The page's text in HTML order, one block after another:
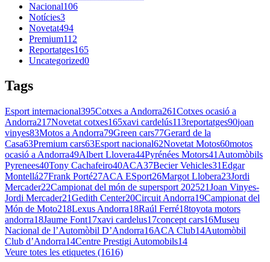
Nacional106
Notícies3
Novetat494
Premium112
Reportatges165
Uncategorized0
Tags
Esport internacional395Cotxes a Andorra261Cotxes ocasió a
Andorra217Novetat cotxes165xavi cardelús113reportatges90joan
vinyes83Motos a Andorra79Green cars77Gerard de la
Casa63Premium cars63Esport nacional62Novetat Motos60motos
ocasió a Andorra49Albert Llovera44Pyrénées Motors41 Automòbils
Pyrenees40Tony Cachafeiro40ACA37Becier Vehicles31Edgar
Montellá27Frank Porté27ACA ESport26Margot Llobera23Jordi
Mercader22Campionat del món de supersport 202521Joan Vinyes-
Jordi Mercader21Gedith Center20Circuit Andorra19Campionat del
Món de Moto218Lexus Andorra18Raúl Ferré18toyota motors
andorra18Jaume Font17xavi cardelus17concept cars16Museu
Nacional de l’Automòbil D’Andorra16ACA Club14Automòbil
Club d’Andorra14Centre Prestigi Automobils14
Veure totes les etiquetes (1616)